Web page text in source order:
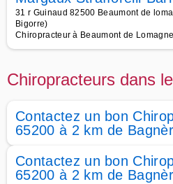
31 r Guinaud 82500 Beaumont de
Bigorre)
Chiropracteur à Beaumont de Lomagne
Chiropracteurs dans
Contactez un bon
65200 à 2 km de
Contactez un bon
65200 à 2 km de